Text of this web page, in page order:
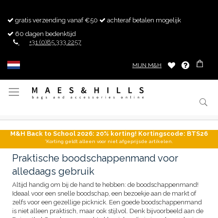
gratis verzending vanaf €50
achteraf betalen mogelijk
60 dagen bedenktijd
+31 (0)85 333 2257
MIJN M&H
Toggle
M&H Back to School 2026: 20% korting! Kortingscode: BTS26
*Korting geldt alleen voor niet afgeprijsde artikelen.
Praktische boodschappenmand voor
alledaags gebruik
Altijd handig om bij de hand te hebben: de boodschappenmand!
Ideaal voor een snelle boodschap, een bezoekje aan de markt of
zelfs voor een gezellige picknick. Een goede boodschappenmand
is niet alleen praktisch, maar ook stijlvol. Denk bijvoorbeeld aan de